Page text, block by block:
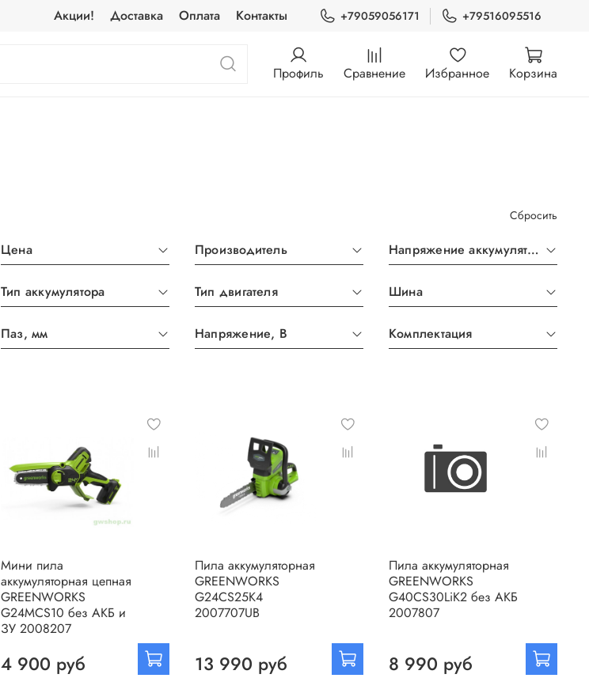
Акции! Доставка Оплата Контакты +79059056171 +79516095516
Профиль Сравнение Избранное Корзина
Сбросить
Цена Производитель Напряжение аккумулятора, В
Тип аккумулятора Тип двигателя Шина
Паз, мм Напряжение, В Комплектация
Мини пила
аккумуляторная цепная
GREENWORKS
G24MCS10 без АКБ и
ЗУ 2008207
4 900 руб
Пила аккумуляторная
GREENWORKS
G24CS25K4
2007707UB
13 990 руб
Пила аккумуляторная
GREENWORKS
G40CS30LiK2 без АКБ
2007807
8 990 руб